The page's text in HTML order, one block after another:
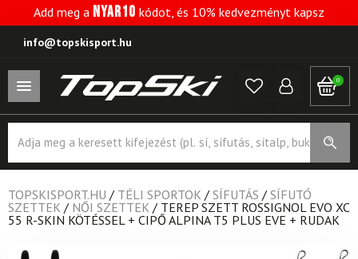
Add meg a NYAR10 kódot, és 10% kedvezményt kapsz
info@topskisport.hu
0
search
TOPSKISPORT.HU / TÉLI SPORTOK / SÍFUTÁS / SÍFUTÓ
SZETTEK / NŐI SZETTEK / TEREP SZETT ROSSIGNOL EVO XC
55 R-SKIN KÖTÉSSEL + CIPŐ ALPINA T5 PLUS EVE + RUDAK